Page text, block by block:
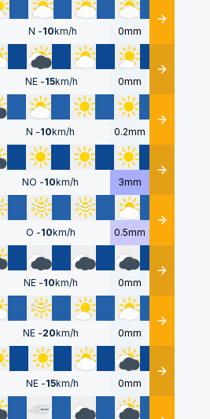
N -10km/h 0mm Détails
NE -15km/h 0mm Détails
N -10km/h 0.2mm Détails
NO -10km/h 3mm Détails
O -10km/h 0.5mm Détails
NE -10km/h 0mm Détails
NE -20km/h 0mm Détails
NE -15km/h 0mm Détails